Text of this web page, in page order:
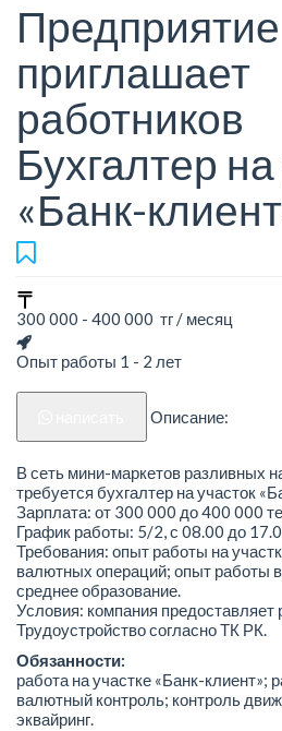
Предприятие
приглашает
работников
Бухгалтер
«Банк-
300 000 - 400 000 тг / месяц
Опыт работы 1 - 2 лет
Описание:
В сеть мини-маркетов разливных
требуется бухгалтер на участок
Зарплата: от 300 000 до 400 000
График работы: 5/2, с 08.00 до
Требования: опыт работы на
валютных операций; опыт работы
среднее образование.
Условия: компания предоставляет
Трудоустройство согласно ТК РК.
Обязанности:
работа на участке «Банк-клиент»;
валютный контроль; контроль
эквайринг.